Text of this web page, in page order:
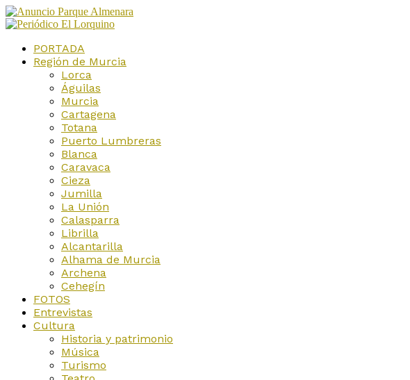
PORTADA
Región de Murcia
Lorca
Águilas
Murcia
Cartagena
Totana
Puerto Lumbreras
Blanca
Caravaca
Cieza
Jumilla
La Unión
Calasparra
Librilla
Alcantarilla
Alhama de Murcia
Archena
Cehegín
FOTOS
Entrevistas
Cultura
Historia y patrimonio
Música
Turismo